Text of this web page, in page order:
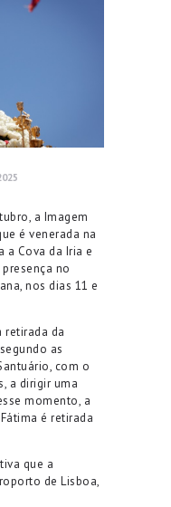
a Imagem
é venerada na
a Cova da Iria e
no
nos dias 11 e
retirada da
as
com o
a dirigir uma
momento, a
é retirada
que a
de Lisboa,